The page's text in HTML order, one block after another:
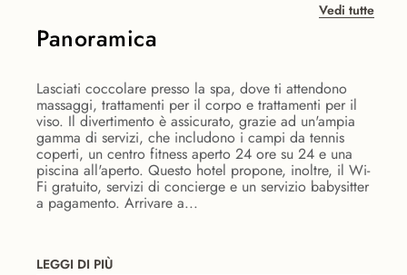
Vedi tutte
Panoramica
Lasciati coccolare presso la spa, dove ti attendono
massaggi, trattamenti per il corpo e trattamenti per il
viso. Il divertimento è assicurato, grazie ad un'ampia
gamma di servizi, che includono i campi da tennis
coperti, un centro fitness aperto 24 ore su 24 e una
piscina all'aperto. Questo hotel propone, inoltre, il Wi-
Fi gratuito, servizi di concierge e un servizio babysitter
a pagamento. Arrivare a...
LEGGI DI PIÙ